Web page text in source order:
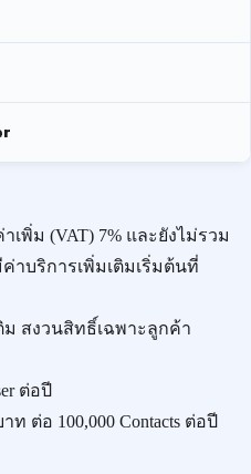
พิ่ม (VAT) 7% และยังไม่รวม
าบริการเพิ่มเติมเริ่มต้นที่
ม สงวนสิทธิ์เฉพาะลูกค้า
ต่อปี
าท ต่อ 100,000 Contacts ต่อปี